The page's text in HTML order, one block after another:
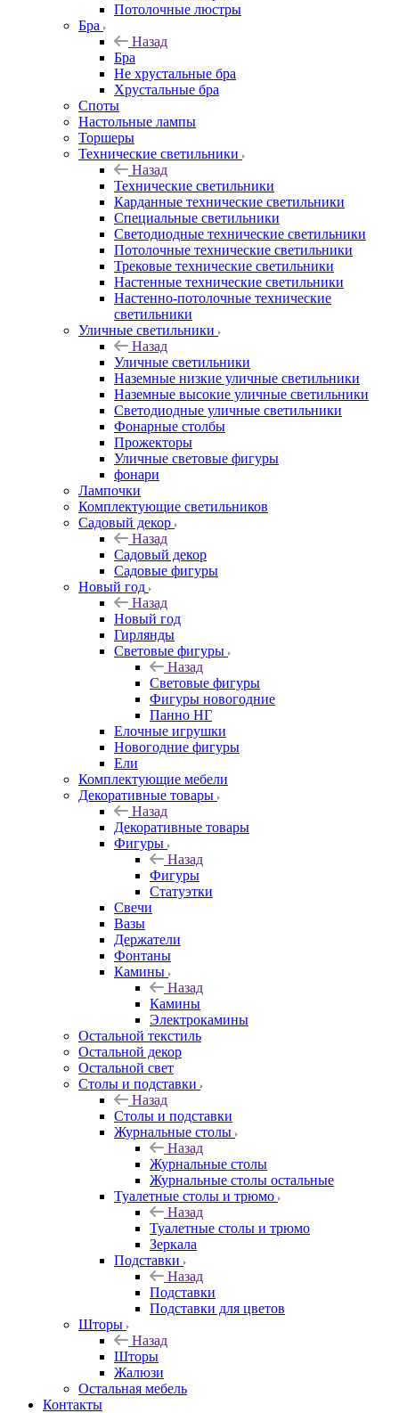
Потолочные люстры
Бра
Назад
Бра
Не хрустальные бра
Хрустальные бра
Споты
Настольные лампы
Торшеры
Технические светильники
Назад
Технические светильники
Карданные технические светильники
Специальные светильники
Светодиодные технические светильники
Потолочные технические светильники
Трековые технические светильники
Настенные технические светильники
Настенно-потолочные технические
светильники
Уличные светильники
Назад
Уличные светильники
Наземные низкие уличные светильники
Наземные высокие уличные светильники
Светодиодные уличные светильники
Фонарные столбы
Прожекторы
Уличные световые фигуры
фонари
Лампочки
Комплектующие светильников
Садовый декор
Назад
Садовый декор
Садовые фигуры
Новый год
Назад
Новый год
Гирлянды
Световые фигуры
Назад
Световые фигуры
Фигуры новогодние
Панно НГ
Елочные игрушки
Новогодние фигуры
Ели
Комплектующие мебели
Декоративные товары
Назад
Декоративные товары
Фигуры
Назад
Фигуры
Статуэтки
Свечи
Вазы
Держатели
Фонтаны
Камины
Назад
Камины
Электрокамины
Остальной текстиль
Остальной декор
Остальной свет
Столы и подставки
Назад
Столы и подставки
Журнальные столы
Назад
Журнальные столы
Журнальные столы остальные
Туалетные столы и трюмо
Назад
Туалетные столы и трюмо
Зеркала
Подставки
Назад
Подставки
Подставки для цветов
Шторы
Назад
Шторы
Жалюзи
Остальная мебель
Контакты